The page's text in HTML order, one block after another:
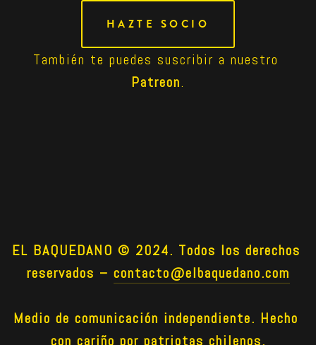
HAZTE SOCIO
Patreon.
EL BAQUEDANO © 2024. Todos los derechos
reservados – contacto@elbaquedano.com
Medio de comunicación independiente. Hecho
con cariño por patriotas chilenos.